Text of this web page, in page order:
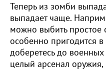
Теперь из зомби
выпадает чаще.
можно выбить простое
особенно пригодится
доберетесь до
целый арсенал